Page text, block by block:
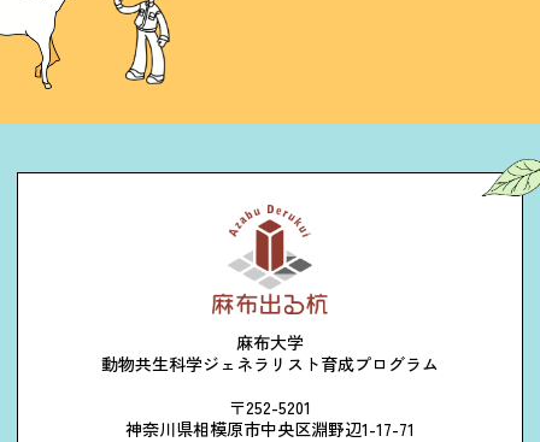
麻布大学
動物共生科学ジェネラリスト育成プログラム
〒252-5201
神奈川県相模原市中央区淵野辺1-17-71